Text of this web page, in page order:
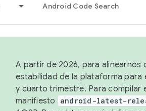
Android Code Search
A partir de 2026, para alinearnos
estabilidad de la plataforma para
y cuarto trimestre. Para compilar
manifiesto
android-latest-